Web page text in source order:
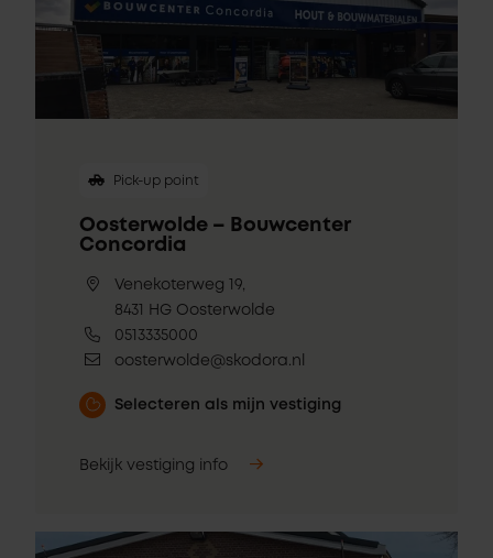
Pick-up point
Oosterwolde – Bouwcenter
Concordia
Venekoterweg 19,
8431 HG Oosterwolde
0513335000
oosterwolde@skodora.nl
Selecteren als mijn vestiging
Bekijk vestiging info